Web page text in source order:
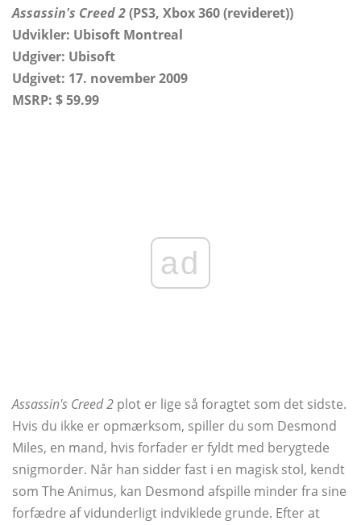
Assassin's Creed 2(PS3, Xbox 360 (revideret))
Udvikler: Ubisoft Montreal
Udgiver: Ubisoft
Udgivet: 17. november 2009
MSRP: $ 59.99
ad
Assassin's Creed 2 plot er lige så foragtet som det sidste.
Hvis du ikke er opmærksom, spiller du som Desmond
Miles, en mand, hvis forfader er fyldt med berygtede
snigmorder. Når han sidder fast i en magisk stol, kendt
som The Animus, kan Desmond afspille minder fra sine
forfædre af vidunderligt indviklede grunde. Efter at